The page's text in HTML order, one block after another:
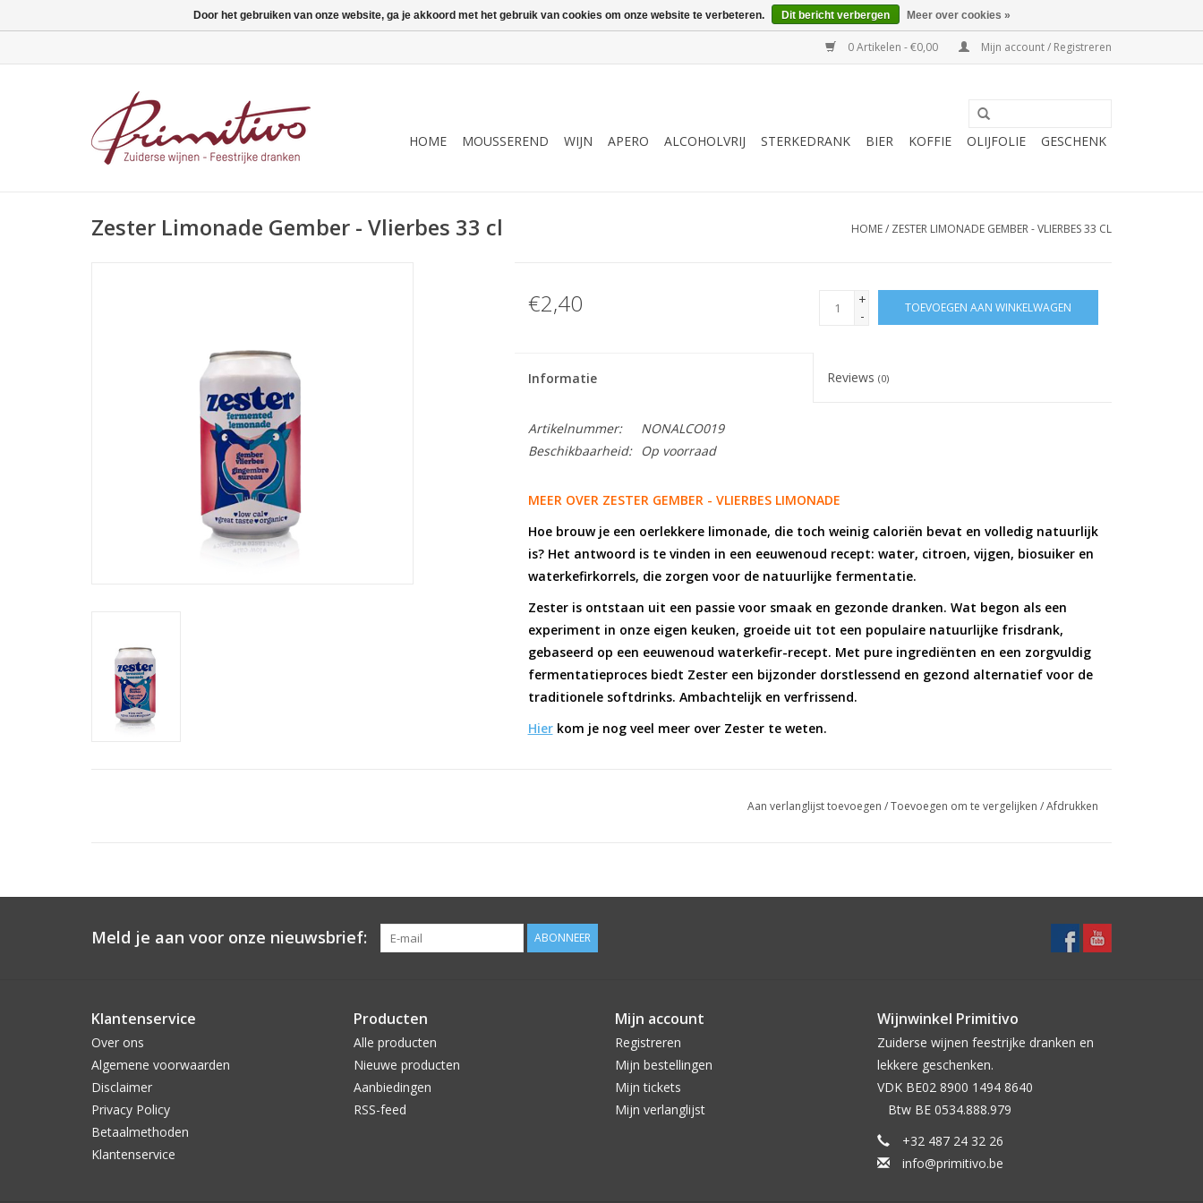
0 Artikelen - €0,00 Mijn account / Registreren
HOME MOUSSEREND WIJN APERO ALCOHOLVRIJ STERKEDRANK BIER KOFFIE OLIJFOLIE GESCHENK
Zester Limonade Gember - Vlierbes 33 cl HOME/ ZESTER LIMONADE GEMBER - VLIERBES 33 CL
€2,40
+
-
TOEVOEGEN AAN WINKELWAGEN
Informatie Reviews(0)
Artikelnummer:
NONALCO019
Beschikbaarheid:
Op voorraad
MEER OVER ZESTER GEMBER - VLIERBES LIMONADE
Hoe brouw je een oerlekkere limonade, die toch weinig caloriën bevat en volledig natuurlijk
is? Het antwoord is te vinden in een eeuwenoud recept: water, citroen, vijgen, biosuiker en
waterkefirkorrels, die zorgen voor de natuurlijke fermentatie.
Zester is ontstaan uit een passie voor smaak en gezonde dranken. Wat begon als een
experiment in onze eigen keuken, groeide uit tot een populaire natuurlijke frisdrank,
gebaseerd op een eeuwenoud waterkefir-recept. Met pure ingrediënten en een zorgvuldig
fermentatieproces biedt Zester een bijzonder dorstlessend en gezond alternatief voor de
traditionele softdrinks. Ambachtelijk en verfrissend.
Hierkom je nog veel meer over Zester te weten.
Aan verlanglijst toevoegen /Toevoegen om te vergelijken /Afdrukken
Meld je aan voor onze nieuwsbrief: ABONNEER
Klantenservice
Over ons
Algemene voorwaarden
Disclaimer
Privacy Policy
Betaalmethoden
Klantenservice
Producten
Alle producten
Nieuwe producten
Aanbiedingen
RSS-feed
Mijn account
Registreren
Mijn bestellingen
Mijn tickets
Mijn verlanglijst
Wijnwinkel Primitivo
Zuiderse wijnen feestrijke dranken en
lekkere geschenken.‎ ‎ ‎ ‎ ‎ ‎ ‎ ‎ ‎ ‎ ‎ ‎ ‎ ‎ ‎ ‎ ‎ ‎ ‎ ‎ ‎ ‎ ‎ ‎ ‎ ‎ ‎ ‎ ‎ ‎
VDK BE02 8900 1494 8640‎ ‎ ‎ ‎ ‎ ‎ ‎ ‎ ‎ ‎ ‎ ‎ ‎ ‎ ‎ ‎ ‎ ‎ ‎ ‎ ‎ ‎ ‎
‎ ‎ ‎ Btw BE 0534.888.979
+32 487 24 32 26
info@primitivo.be
Door het gebruiken van onze website, ga je akkoord met het gebruik van cookies om onze website te verbeteren. Dit bericht verbergen Meer over cookies »